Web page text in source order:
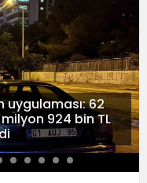
uygulaması: 62
924 bin TL